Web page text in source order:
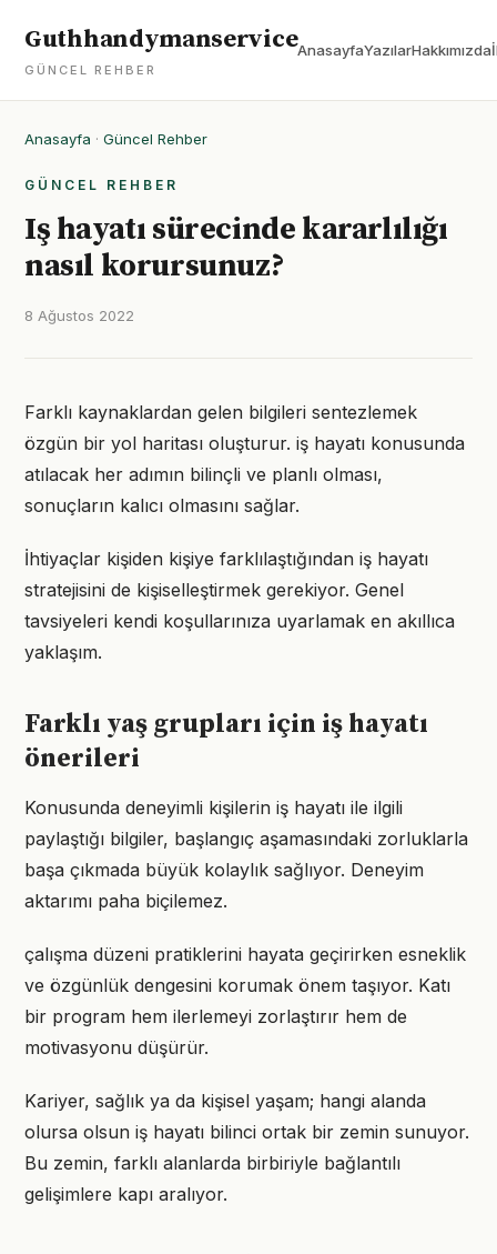
Guthhandymanservice
GÜNCEL REHBER
AnasayfaYazılarHakkımızda
Anasayfa · Güncel Rehber
GÜNCEL REHBER
Iş hayatı sürecinde kararlılığı
nasıl korursunuz?
8 Ağustos 2022
Farklı kaynaklardan gelen bilgileri sentezlemek
özgün bir yol haritası oluşturur. iş hayatı konusunda
atılacak her adımın bilinçli ve planlı olması,
sonuçların kalıcı olmasını sağlar.
İhtiyaçlar kişiden kişiye farklılaştığından iş hayatı
stratejisini de kişiselleştirmek gerekiyor. Genel
tavsiyeleri kendi koşullarınıza uyarlamak en akıllıca
yaklaşım.
Farklı yaş grupları için iş hayatı
önerileri
Konusunda deneyimli kişilerin iş hayatı ile ilgili
paylaştığı bilgiler, başlangıç aşamasındaki zorluklarla
başa çıkmada büyük kolaylık sağlıyor. Deneyim
aktarımı paha biçilemez.
çalışma düzeni pratiklerini hayata geçirirken esneklik
ve özgünlük dengesini korumak önem taşıyor. Katı
bir program hem ilerlemeyi zorlaştırır hem de
motivasyonu düşürür.
Kariyer, sağlık ya da kişisel yaşam; hangi alanda
olursa olsun iş hayatı bilinci ortak bir zemin sunuyor.
Bu zemin, farklı alanlarda birbiriyle bağlantılı
gelişimlere kapı aralıyor.